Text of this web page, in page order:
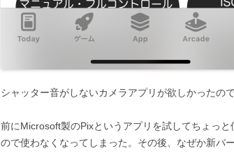
シャッター音がしないカメラアプリが欲しかったので
前にMicrosoft製のPixというアプリを試してちょっと
ので使わなくなってしまった。その後、なぜか新バ